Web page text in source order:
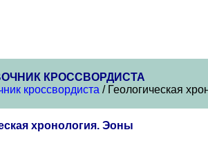
КРОССВОРДИСТА
кроссвордиста / Геологическая
хронология. Эоны